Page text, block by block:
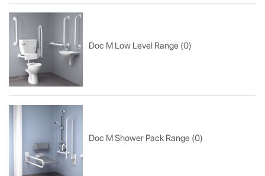
Doc M Low Level Range (0)
Doc M Shower Pack Range (0)